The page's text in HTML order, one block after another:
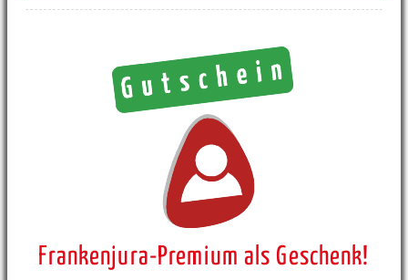
Frankenjura-Premium als Geschenk!